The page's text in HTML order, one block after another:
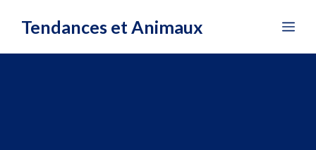
Tendances et Animaux